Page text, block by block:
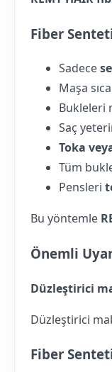
Fiber
Sadece
Maşa
Bukleleri
Saç
Toka
Tüm
Pensleri
Bu yöntemle
Önemli
Düzleştirici
Düzleştirici
Fiber